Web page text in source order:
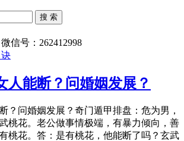
搜 索
信号：262412998
人能断？问婚姻发展？
？问婚姻发展？奇门遁甲排盘：危为男，
桃花。老公做事情极端，有暴力倾向，善
桃花。答：是有桃花，他能断了吗？玄武